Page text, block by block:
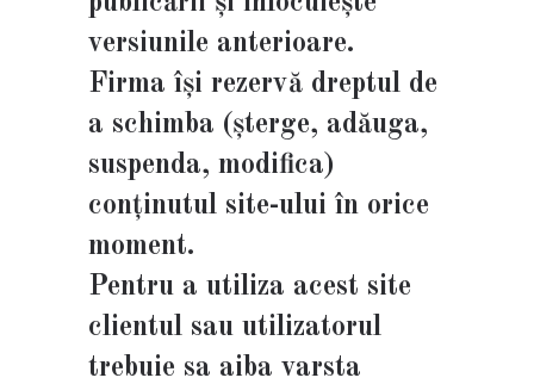
versiunile anterioare.
Firma își rezervă dreptul de
a schimba (șterge, adăuga,
suspenda, modifica)
conținutul site-ului în orice
moment.
Pentru a utiliza acest site
clientul sau utilizatorul
trebuie sa aiba varsta